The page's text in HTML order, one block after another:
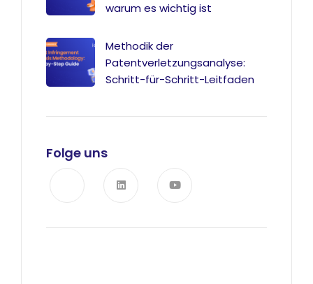
warum es wichtig ist
Methodik der
Patentverletzungsanalyse:
Schritt-für-Schritt-Leitfaden
Folge uns